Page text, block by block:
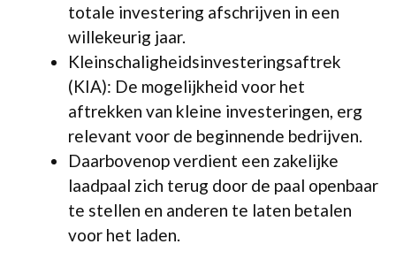
totale investering afschrijven in een
willekeurig jaar.
Kleinschaligheidsinvesteringsaftrek
(KIA): De mogelijkheid voor het
aftrekken van kleine investeringen, erg
relevant voor de beginnende bedrijven.
Daarbovenop verdient een zakelijke
laadpaal zich terug door de paal openbaar
te stellen en anderen te laten betalen
voor het laden.